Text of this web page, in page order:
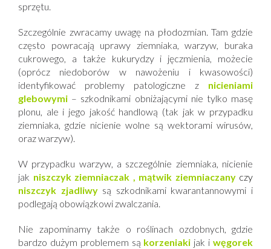
sprzętu.
Szczególnie zwracamy uwagę na płodozmian. Tam gdzie
często powracają uprawy ziemniaka, warzyw, buraka
cukrowego, a także kukurydzy i jęczmienia, możecie
(oprócz niedoborów w nawożeniu i kwasowości)
identyfikować problemy patologiczne z nicieniami
glebowymi – szkodnikami obniżającymi nie tylko masę
plonu, ale i jego jakość handlową (tak jak w przypadku
ziemniaka, gdzie nicienie wolne są wektorami wirusów,
oraz warzyw).
W przypadku warzyw, a szczególnie ziemniaka, nicienie
jak niszczyk ziemniaczak , mątwik ziemniaczany czy
niszczyk zjadliwysą szkodnikami kwarantannowymi i
podlegają obowiązkowi zwalczania.
Nie zapominamy także o roślinach ozdobnych, gdzie
bardzo dużym problemem są korzeniaki jak iwęgorek